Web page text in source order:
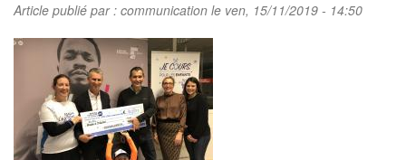
Article publié par : communication le ven, 15/11/2019 - 14:50